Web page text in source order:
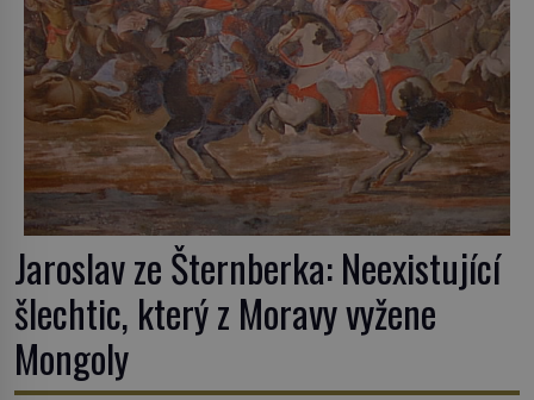
Jaroslav ze Šternberka: Neexistující
šlechtic, který z Moravy vyžene
Mongoly